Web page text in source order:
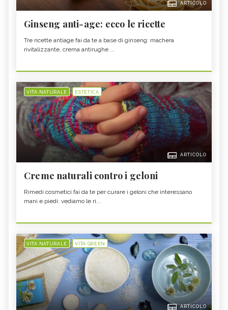
ARTICOLO
Ginseng anti-age: ecco le ricette
Tre ricette antiage fai da te a base di ginseng: machera
rivitalizzante, crema antirughe ...
VITA NATURALE ESTETICA
ARTICOLO
Creme naturali contro i geloni
Rimedi cosmetici fai da te per curare i geloni che interessano
mani e piedi: vediamo le ri...
VITA NATURALE VITA GREEN
ARTICOLO